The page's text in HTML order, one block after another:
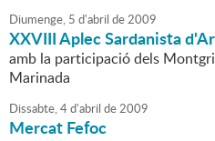
Diumenge, 5 d'abril de2009
XXVIII Aplec Sardanista
amb la participació dels
Marinada
Dissabte,4d'abril de2009
Mercat Fefoc